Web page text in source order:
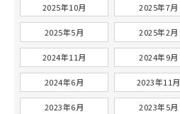
2025年10月 2025年7月
2025年5月 2025年2月
2024年11月 2024年9月
2024年6月 2023年11月
2023年6月 2023年5月